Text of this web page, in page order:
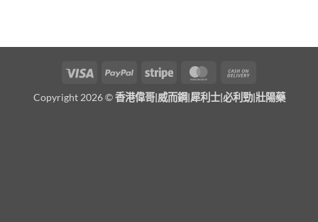
Visa PayPal Stripe MasterCard
Delivery
Copyright 2026 ©香港偉哥|威而鋼|犀利士|必利勁|壯陽藥